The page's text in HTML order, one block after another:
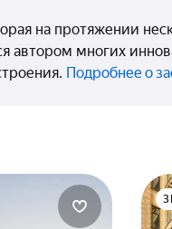
на протяжении
автором многих
Подробнее о